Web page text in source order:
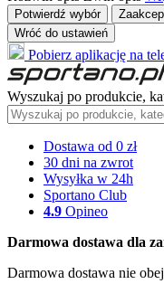
Potwierdź wybór
Wróć do ustawień
Pobierz aplikację na
Wyszukaj po produkcie,
Dostawa od 0 zł
30 dni na zwrot
Wysyłka w 24h
Sportano Club
4.9 Opineo
Darmowa dostawa dla
Darmowa dostawa nie